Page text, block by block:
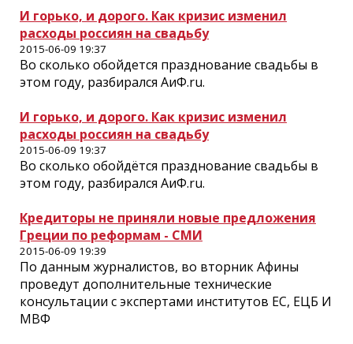
И горько, и дорого. Как кризис изменил
расходы россиян на свадьбу
2015-06-09 19:37
Во сколько обойдется празднование свадьбы в
этом году, разбирался АиФ.ru.
И горько, и дорого. Как кризис изменил
расходы россиян на свадьбу
2015-06-09 19:37
Во сколько обойдётся празднование свадьбы в
этом году, разбирался АиФ.ru.
Кредиторы не приняли новые предложения
Греции по реформам - СМИ
2015-06-09 19:39
По данным журналистов, во вторник Афины
проведут дополнительные технические
консультации с экспертами институтов ЕС, ЕЦБ И
МВФ